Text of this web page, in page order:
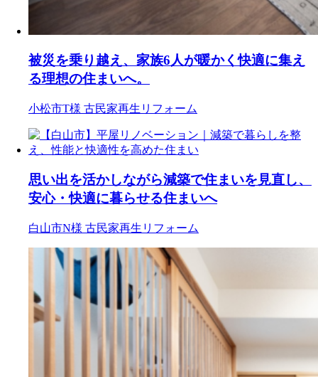
被災を乗り越え、家族6人が暖かく快適に集え
る理想の住まいへ。
小松市T様 古民家再生リフォーム
思い出を活かしながら減築で住まいを見直し、
安心・快適に暮らせる住まいへ
白山市N様 古民家再生リフォーム